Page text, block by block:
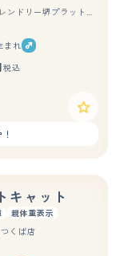
もっと見る
ひごペットフレンドリー堺プラットプラット店
まれ
税込
キャット
親体重表示
くば店